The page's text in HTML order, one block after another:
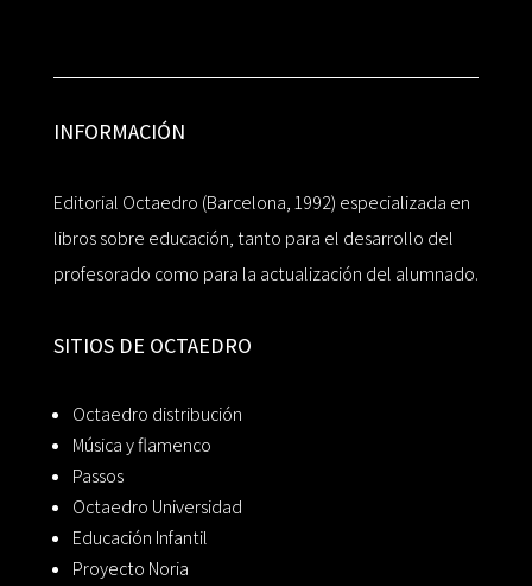
INFORMACIÓN
Editorial Octaedro (Barcelona, 1992) especializada en
libros sobre educación, tanto para el desarrollo del
profesorado como para la actualización del alumnado.
SITIOS DE OCTAEDRO
Octaedro distribución
Música y flamenco
Passos
Octaedro Universidad
Educación Infantil
Proyecto Noria